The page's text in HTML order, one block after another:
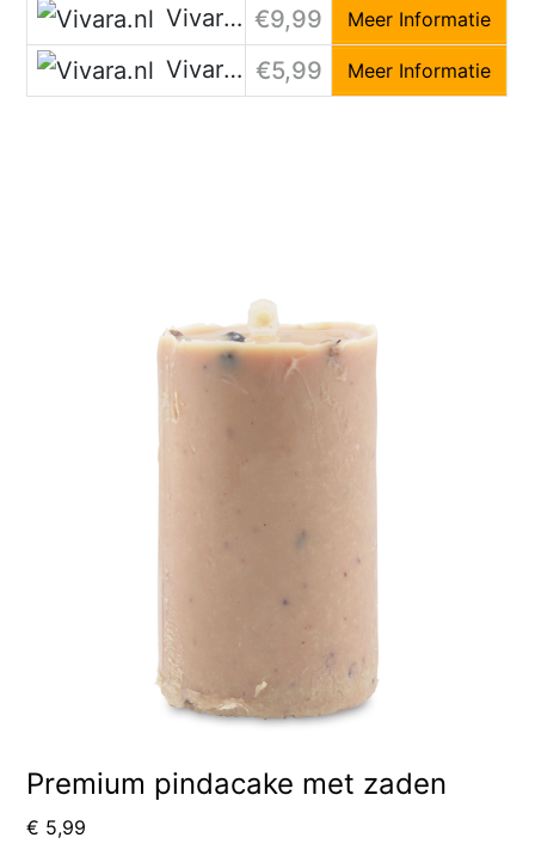
Vivara.nl €9,99 Meer Informatie
Vivara.nl €5,99 Meer Informatie
Premium pindacake met zaden
€ 5,99